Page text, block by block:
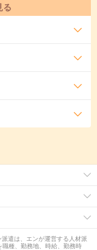
る
遣は、エンが運営する人材派
種、勤務地、時給、勤務時